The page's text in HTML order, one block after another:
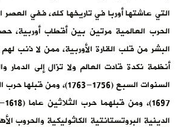
التي عاشتها أوربا في تاريخها كله، ففي
الحرب العالمية مرتين بين أقطاب أوربية،
البشر من قلب القارة الأوربية، ممن لا ذنب
أنظمة نكدة قادت العالم ولا تزال إلى
الدينية البروتستانتية الكاثوليكية والحروب